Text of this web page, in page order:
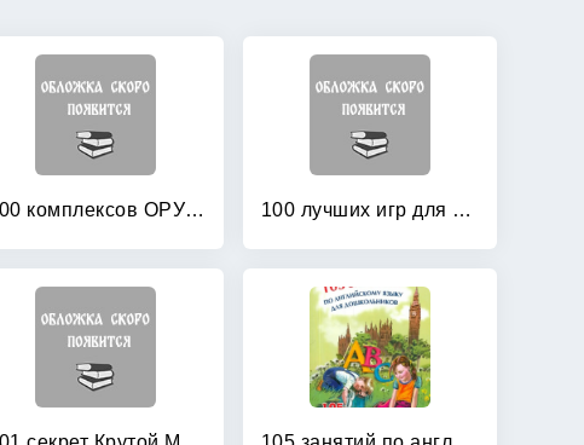
100 комплексов ОРУ с использованием стандартного и нестандартного оборудования 100 лучших игр для подготовки к школе